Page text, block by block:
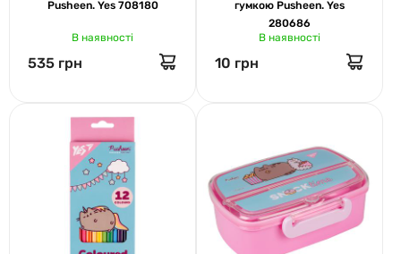
Pusheen. Yes 708180
В наявності
535 грн
гумкою Pusheen. Yes
280686
В наявності
10 грн